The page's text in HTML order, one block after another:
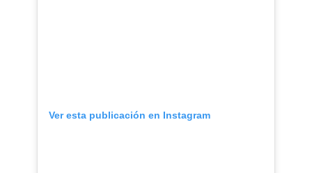
Ver esta publicación en Instagram